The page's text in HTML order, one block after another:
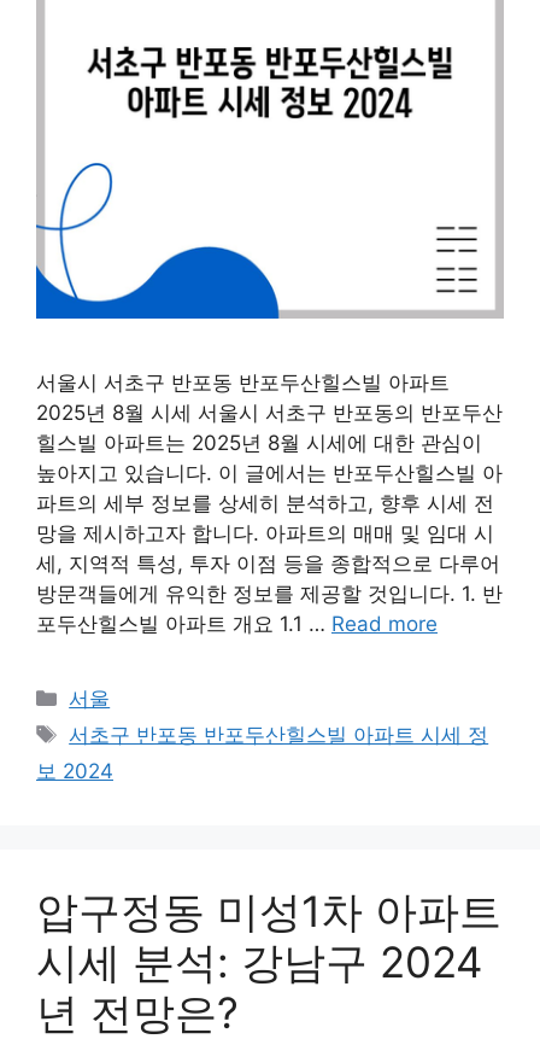
서울시 서초구 반포동 반포두산힐스빌 아파트
2025년 8월 시세 서울시 서초구 반포동의 반포두산
힐스빌 아파트는 2025년 8월 시세에 대한 관심이
높아지고 있습니다. 이 글에서는 반포두산힐스빌 아
파트의 세부 정보를 상세히 분석하고, 향후 시세 전
망을 제시하고자 합니다. 아파트의 매매 및 임대 시
세, 지역적 특성, 투자 이점 등을 종합적으로 다루어
방문객들에게 유익한 정보를 제공할 것입니다. 1. 반
포두산힐스빌 아파트 개요 1.1 … Read more
Categories
서울
Tags
서초구 반포동 반포두산힐스빌 아파트 시세 정
보 2024
압구정동 미성1차 아파트
시세 분석: 강남구 2024
년 전망은?